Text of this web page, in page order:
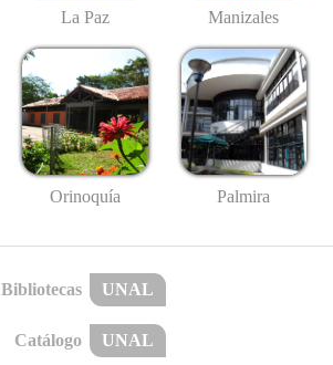
La Paz Manizales
Orinoquía Palmira
Bibliotecas UNAL
Catálogo UNAL